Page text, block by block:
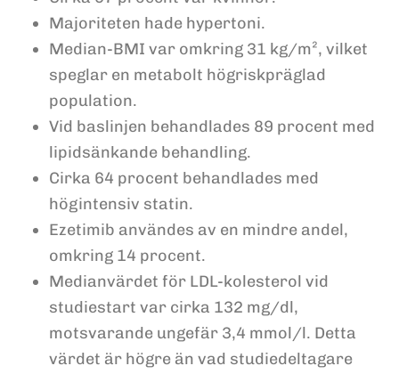
Majoriteten hade hypertoni.
Median-BMI var omkring 31 kg/m², vilket
speglar en metabolt högriskpräglad
population.
Vid baslinjen behandlades 89 procent med
lipidsänkande behandling.
Cirka 64 procent behandlades med
högintensiv statin.
Ezetimib användes av en mindre andel,
omkring 14 procent.
Medianvärdet för LDL-kolesterol vid
studiestart var cirka 132 mg/dl,
motsvarande ungefär 3,4 mmol/l. Detta
värdet är högre än vad studiedeltagare